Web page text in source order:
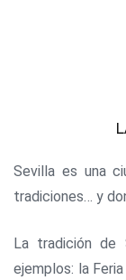
Sevilla es una
tradiciones… y
La tradición de
ejemplos: la